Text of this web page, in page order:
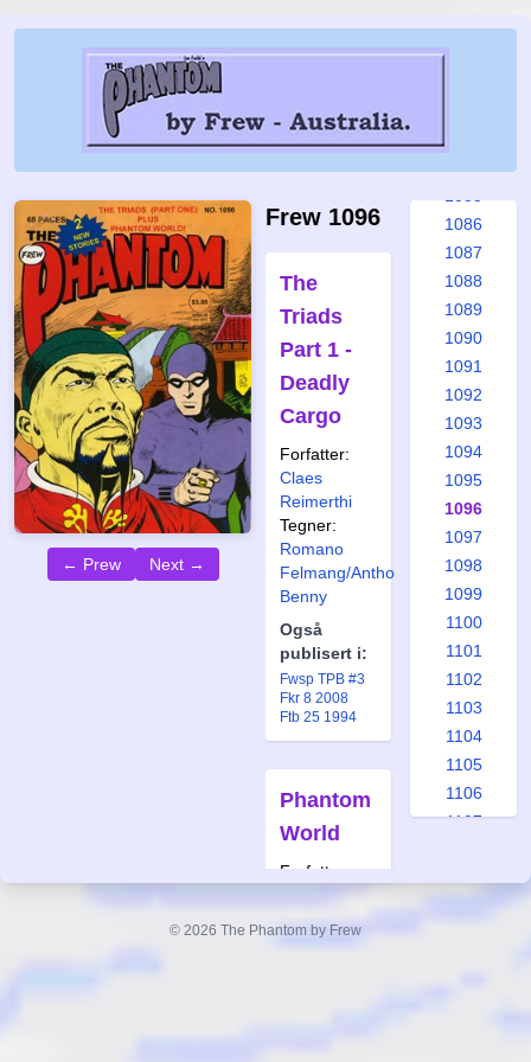
← Prew Next →
Frew 1096
The
Triads
Part 1 -
Deadly
Cargo
Forfatter:
Claes
Reimerthi
Tegner:
Romano
Felmang/Anthony
Benny
Også
publisert i:
Fwsp TPB #3
Fkr 8 2008
Ftb 25 1994
Phantom
World
Forfatter:
Lee Falk
Barry
1079
1080
1086
1087
1088
1089
1090
1091
1092
1093
1094
1095
1096
1097
1098
1099
1100
1101
1102
1103
1104
1105
1106
1107
© 2026 The Phantom by Frew